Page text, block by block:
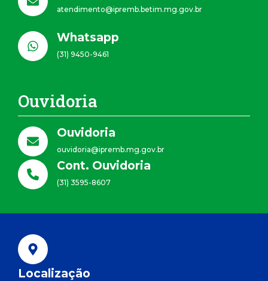
atendimento@ipremb.betim.mg.gov.br
Whatsapp
(31) 9450-9461
Ouvidoria
Ouvidoria
ouvidoria@ipremb.mg.gov.br
Cont. Ouvidoria
(31) 3595-8607
Localização